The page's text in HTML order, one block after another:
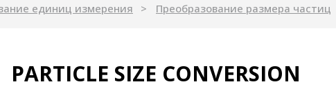
единиц измерения Преобразование размера частиц
PARTICLE SIZE CONVERSION